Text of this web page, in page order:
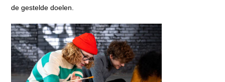
de gestelde doelen.